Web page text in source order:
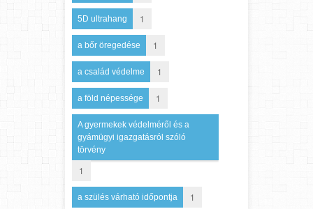
5D ultrahang 1
a bőr öregedése 1
a család védelme 1
a föld népessége 1
A gyermekek védelméről és a
gyámügyi igazgatásról szóló
törvény
1
a szülés várható időpontja 1